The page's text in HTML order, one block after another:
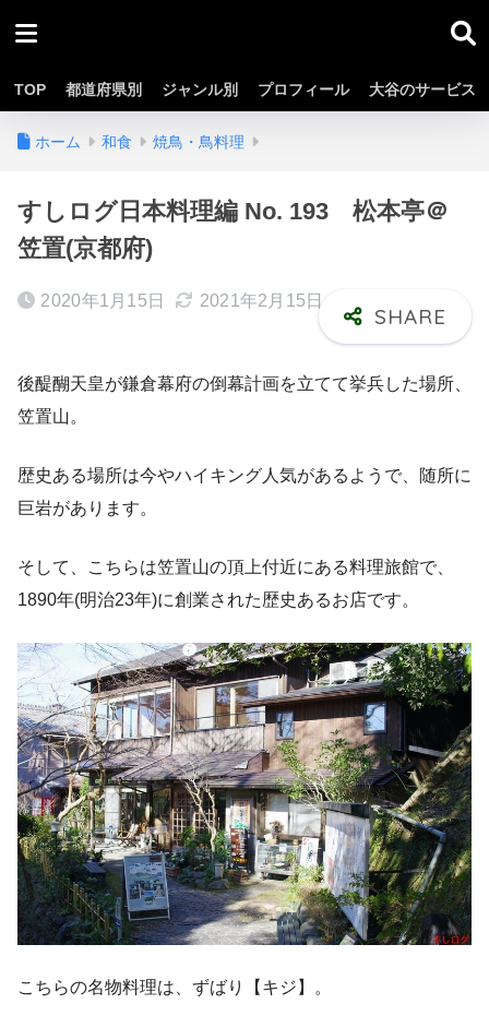
TOP 都道府県別 ジャンル別 プロフィール 大谷のサービス
ホーム 和食 焼鳥・鳥料理
すしログ日本料理編 No. 193 松本亭＠
笠置(京都府)
2020年1月15日 2021年2月15日
後醍醐天皇が鎌倉幕府の倒幕計画を立てて挙兵した場所、
笠置山。
歴史ある場所は今やハイキング人気があるようで、随所に
巨岩があります。
そして、こちらは笠置山の頂上付近にある料理旅館で、
1890年(明治23年)に創業された歴史あるお店です。
こちらの名物料理は、ずばり【キジ】。